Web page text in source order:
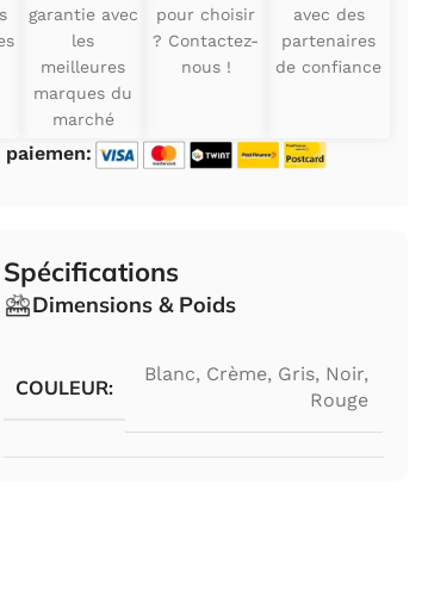
garantie avec
les
meilleures
marques du
marché
pour choisir
? Contactez-
nous !
avec des
partenaires
de confiance
paiemen:
Spécifications
Dimensions & Poids
COULEUR:
Blanc, Crème, Gris, Noir,
Rouge